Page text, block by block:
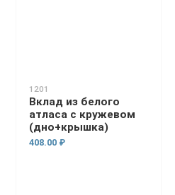
1201
Вклад из белого
атласа с кружевом
(дно+крышка)
408.00 ₽